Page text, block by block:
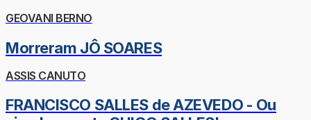
GEOVANI BERNO
Morreram JÔ SOARES
ASSIS CANUTO
FRANCISCO SALLES de AZEVEDO - Ou